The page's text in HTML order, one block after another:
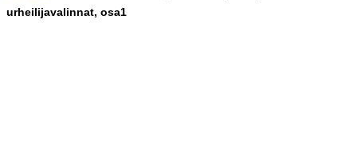
urheilijavalinnat, osa1